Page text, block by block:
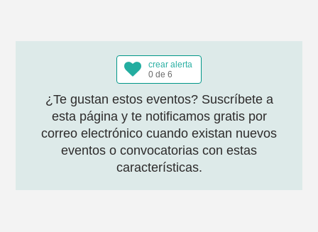
crear alerta
0 de 6
¿Te gustan estos eventos? Suscríbete a
esta página y te notificamos gratis por
correo electrónico cuando existan nuevos
eventos o convocatorias con estas
características.